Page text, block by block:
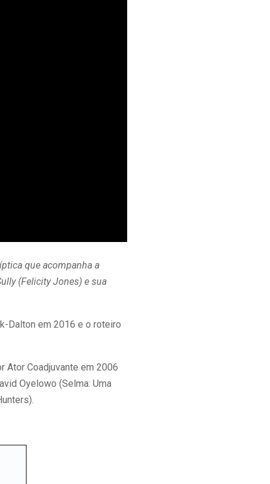
que acompanha a
(Felicity Jones) e sua
Dalton em 2016 e o roteiro
Ator Coadjuvante em 2006
Oyelowo (Selma: Uma